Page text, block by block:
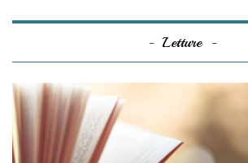
Letture